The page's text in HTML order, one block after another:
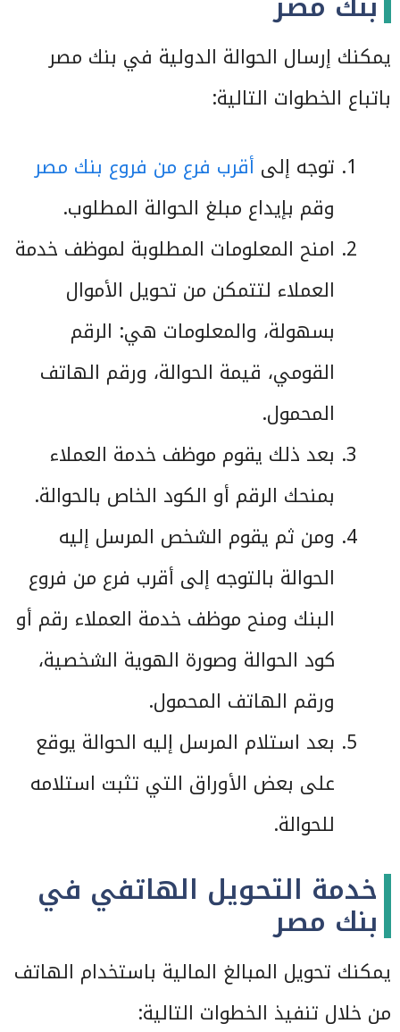
يمكنك إرسال الحوالة الدولية في بنك مصر
باتباع الخطوات التالية:
توجه إلى أقرب فرع من فروع بنك مصر
وقم بإيداع مبلغ الحوالة المطلوب.
امنح المعلومات المطلوبة لموظف خدمة
العملاء لتتمكن من تحويل الأموال
بسهولة، والمعلومات هي: الرقم
القومي، قيمة الحوالة، ورقم الهاتف
المحمول.
بعد ذلك يقوم موظف خدمة العملاء
بمنحك الرقم أو الكود الخاص بالحوالة.
ومن ثم يقوم الشخص المرسل إليه
الحوالة بالتوجه إلى أقرب فرع من فروع
البنك ومنح موظف خدمة العملاء رقم أو
كود الحوالة وصورة الهوية الشخصية،
ورقم الهاتف المحمول.
بعد استلام المرسل إليه الحوالة يوقع
على بعض الأوراق التي تثبت استلامه
للحوالة.
خدمة التحويل الهاتفي في
بنك مصر
يمكنك تحويل المبالغ المالية باستخدام الهاتف
من خلال تنفيذ الخطوات التالية: